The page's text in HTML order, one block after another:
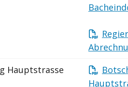
Hauptstrasse